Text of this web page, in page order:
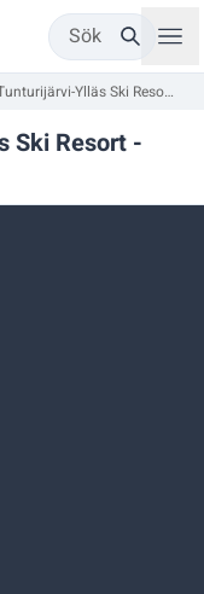
Sök
Naturum-Tunturijärvi-Ylläs Ski Resort -sommarled
Ski Resort -